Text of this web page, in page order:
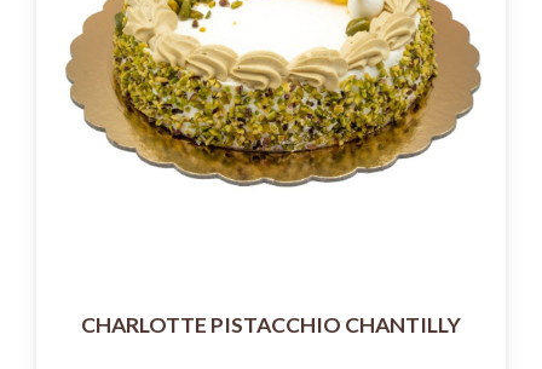
CHARLOTTE PISTACCHIO CHANTILLY